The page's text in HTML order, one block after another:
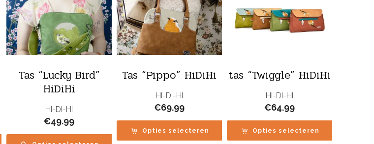
Tas “Lucky Bird”
HiDiHi
HI-DI-HI
€49.99
Tas “Pippo” HiDiHi
HI-DI-HI
€69.99
Opties selecteren
tas “Twiggle” HiDiHi
HI-DI-HI
€64.99
Opties selecteren